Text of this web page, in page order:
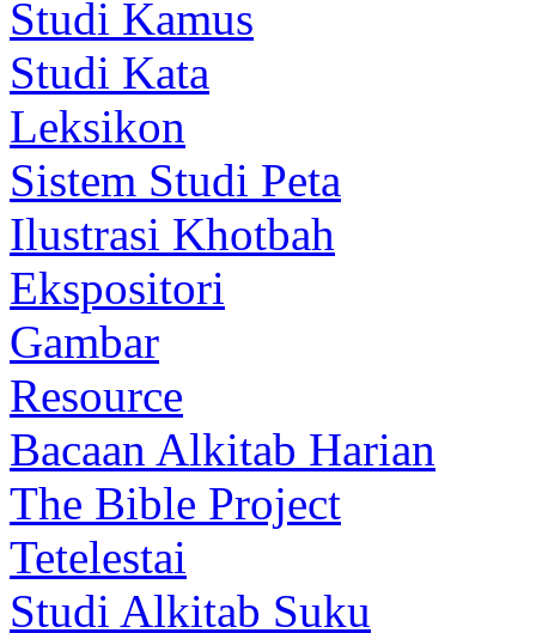
Studi Kamus
Studi Kata
Leksikon
Sistem Studi Peta
Ilustrasi Khotbah
Ekspositori
Gambar
Resource
Bacaan Alkitab Harian
The Bible Project
Tetelestai
Studi Alkitab Suku